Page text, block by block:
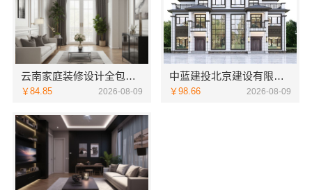
云南家庭装修设计全包价格，云南至高新型建材有限公司透明合理
￥84.85 2026-08-09
中蓝建投北京建设有限公司四川专业农村建房婚房布置
￥98.66 2026-08-09